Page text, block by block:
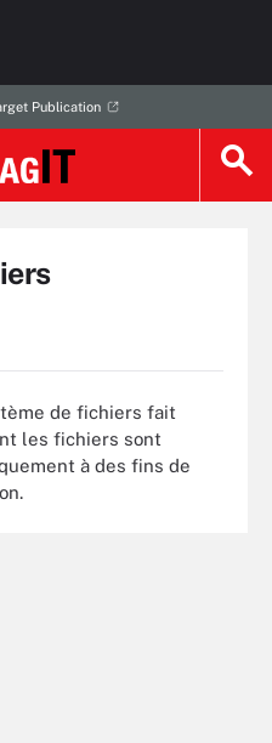
Publication
de fichiers fait
les fichiers sont
à des fins de